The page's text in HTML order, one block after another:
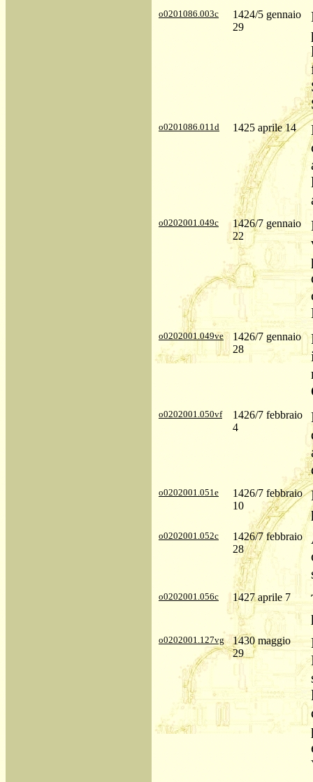
o0201086.003c
1424/5 gennaio
29
o0201086.011d 1425 aprile 14
o0202001.049c
1426/7 gennaio
22
o0202001.049ve
1426/7 gennaio
28
o0202001.050vf
1426/7 febbraio
4
o0202001.051e
1426/7 febbraio
10
o0202001.052c
1426/7 febbraio
28
o0202001.056c 1427 aprile 7
o0202001.127vg
1430 maggio
29